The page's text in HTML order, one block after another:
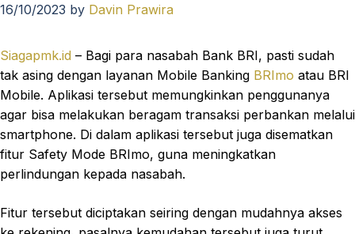
16/10/2023 by Davin Prawira
Siagapmk.id – Bagi para nasabah Bank BRI, pasti sudah
tak asing dengan layanan Mobile Banking BRImo atau BRI
Mobile. Aplikasi tersebut memungkinkan penggunanya
agar bisa melakukan beragam transaksi perbankan melalui
smartphone. Di dalam aplikasi tersebut juga disematkan
fitur Safety Mode BRImo, guna meningkatkan
perlindungan kepada nasabah.
Fitur tersebut diciptakan seiring dengan mudahnya akses